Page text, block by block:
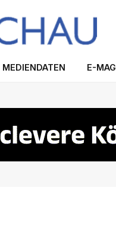
MEDIENDATEN E-MAG